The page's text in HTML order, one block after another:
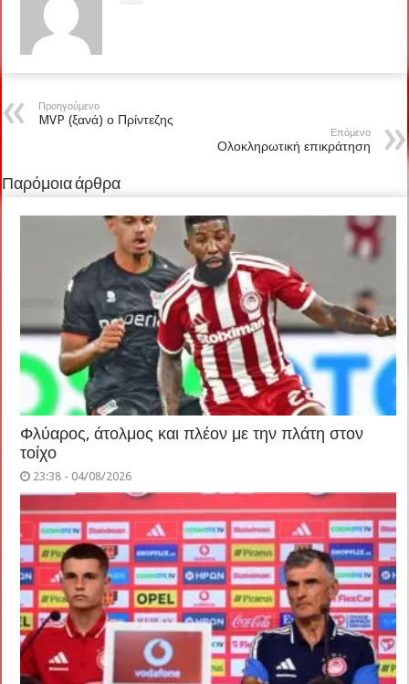
Προηγούμενο
MVP (ξανά) ο Πρίντεζης
Επόμενο
Ολοκληρωτική επικράτηση
Παρόμοια άρθρα
Φλύαρος, άτολμος και πλέον με την πλάτη στον
τοίχο
23:38 - 04/08/2026